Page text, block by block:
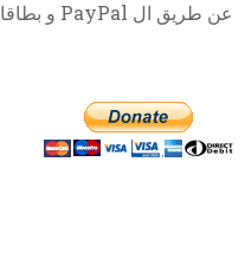
عن طريق ال PayPal و بطاقات البنكالمختلفة